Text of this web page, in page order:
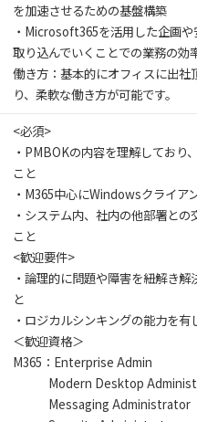
を加速させるための基盤構築
・Microsoft365を活用した企画
取り込んでいくことでの業務の効
働き方：基本的にオフィスに出
り、柔軟な働き方が可能です。
<必須>
・PMBOKの内容を理解しており
こと
・M365中心にWindowsクライア
・システム内、社内の他部署と
こと
<歓迎要件>
・論理的に問題や障害を紐解き
と
・ロジカルシンキングの能力を
＜歓迎資格＞
M365：Enterprise Admin
Modern Desktop
Messaging Administrator